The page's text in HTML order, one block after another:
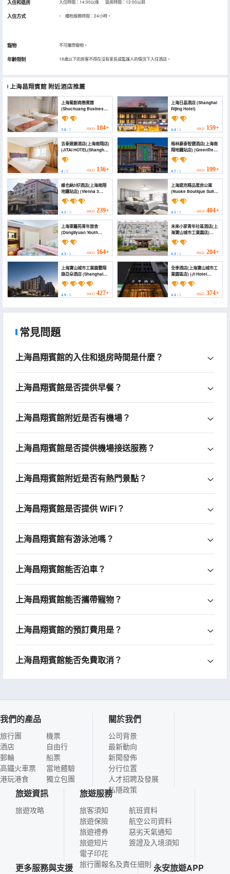
入住和退房 入住時間：14:00以後 退房時間：12:00以前
入住方式 櫃枱服務時間：24小時。
寵物 不可攜帶寵物。
年齡限制 18歲以下的房客不得在沒有家長或監護人的情況下入住酒店。
上海昌翔賓館 附近酒店推薦
上海蜀創商務賓館
(Shuchuang Business
Hotel)
3.6 / 5 HKD 104+
上海日晶酒店 (Shanghai
Rijing Hotel)
4.4/ 5 HKD 159+
吉泰連鎖酒店(上海南翔店)
(JITAI HOTEL(Shanghai
Nanxiang store))
4 / 5 HKD 136+
格林豪泰智選酒店(上海南
翔地鐵站店) (GreenTree
Inn Smart Choice Hotel
(Shanghai Nanxiang
Subway Station))
4.7/ 5 HKD 199+
維也納3好酒店(上海南翔
地鐵站店) (Vienna 3
Best Hotel (Shanghai
Nanxiang Subway
Station Branch))
4.5 / 5 HKD 239+
上海諾克精品套房公寓
(Nuoke Boutique Suites
Apartment Hotel)
4.5/ 5 HKD 404+
上海東籬苑青年旅舍
(Dongliyuan Youth
Hostel)
4.3 / 5 HKD 164+
未來小家青年社區酒店(上
海寶山城市工業園店)
(Future Xiaojia Youth
Community Hotel
(Shanghai Baoshan
City Industrial Park))
4.3/ 5 HKD 204+
上海寶山城市工業園豐翔
路亞朵酒店 (Shanghai
Baoshan Urban
Industrial Park
FengXiang Road Atour
Hotel)
4.9 / 5 HKD 427+
全季酒店(上海寶山城市工
業園區店) (JI Hotel
(Shanghai Baoshan
Urban Industrial Park))
4.4/ 5 HKD 374+
常見問題
上海昌翔賓館的入住和退房時間是什麼？
上海昌翔賓館是否提供早餐？
上海昌翔賓館附近是否有機場？
上海昌翔賓館是否提供機場接送服務？
上海昌翔賓館附近是否有熱門景點？
上海昌翔賓館是否提供 WiFi？
上海昌翔賓館有游泳池嗎？
上海昌翔賓館能否泊車？
上海昌翔賓館能否攜帶寵物？
上海昌翔賓館的預訂費用是？
上海昌翔賓館能否免費取消？
我們的產品
旅行團
酒店
郵輪
高鐵火車票
港玩港食
機票
自由行
船票
當地體驗
獨立包團
關於我們
公司背景
最新動向
新聞發佈
分行位置
人才招聘及發展
私隱政策
旅遊資訊
旅遊攻略
旅遊服務
旅客須知
旅遊保險
旅遊禮券
旅遊短片
電子印花
航班資料
航空公司資料
惡劣天氣通知
簽證及入境須知
旅行團報名及責任細則
更多服務與支援 永安旅遊APP